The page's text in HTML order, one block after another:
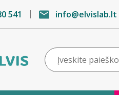
541 info@elvislab.lt